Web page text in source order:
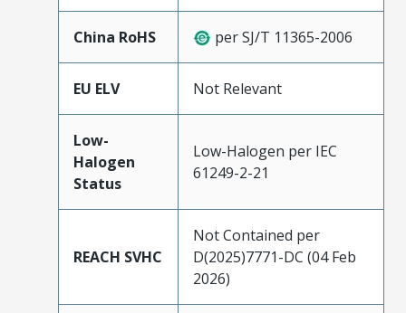
China RoHS per SJ/T 11365-2006
EU ELV Not Relevant
Low-
Halogen
Status
Low-Halogen per IEC
61249-2-21
REACH SVHC
Not Contained per
D(2025)7771-DC (04 Feb
2026)